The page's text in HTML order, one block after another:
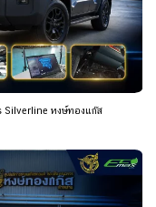
หงษ์ทองแก๊ส